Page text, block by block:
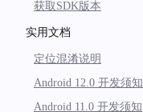
获取SDK版本
实用文档
定位混淆说明
Android 12.0 开发须知
Android 11.0 开发须知